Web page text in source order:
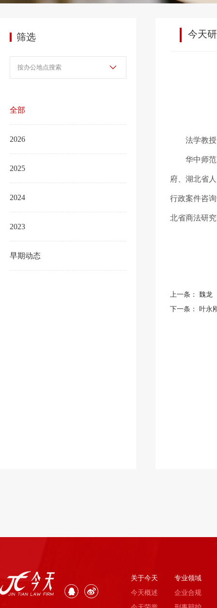
筛选
全部
2026
2025
2024
2023
早期动态
今天
法学教
华中师
府、湖北省
行政案件咨
北省商法研
上一条： 魏龙
下一条： 叶永
关于今天
今天概述
专业领域
企业合规